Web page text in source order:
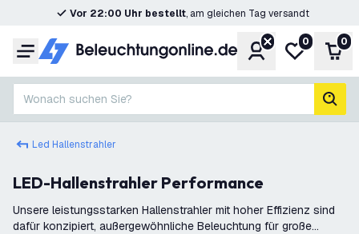
Vor 22:00 Uhr bestellt, am gleichen Tag versandt
Menü KontoMeine
0 0
Wonach suchen Sie?
Led Hallenstrahler
LED-Hallenstrahler Performance
Unsere leistungsstarken Hallenstrahler mit hoher Effizienz sind
dafür konzipiert, außergewöhnliche Beleuchtung für große